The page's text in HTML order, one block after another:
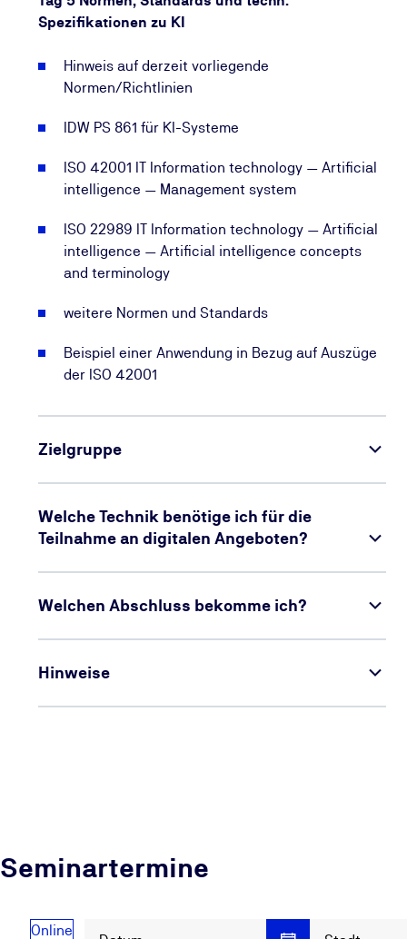
Spezifikationen zu KI
Hinweis auf derzeit vorliegende
Normen/Richtlinien
IDW PS 861 für KI-Systeme
ISO 42001 IT Information technology — Artificial
intelligence — Management system
ISO 22989 IT Information technology — Artificial
intelligence — Artificial intelligence concepts
and terminology
weitere Normen und Standards
Beispiel einer Anwendung in Bezug auf Auszüge
der ISO 42001
Zielgruppe
Welche Technik benötige ich für die
Teilnahme an digitalen Angeboten?
Welchen Abschluss bekomme ich?
Hinweise
Seminartermine
Online